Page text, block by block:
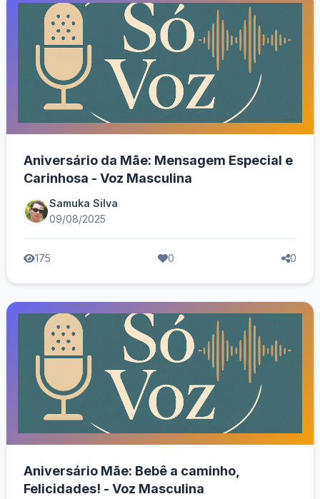
Aniversário da Mãe: Mensagem Especial e
Carinhosa - Voz Masculina
Samuka Silva
09/08/2025
175 0 0
Aniversário Mãe: Bebê a caminho,
Felicidades! - Voz Masculina